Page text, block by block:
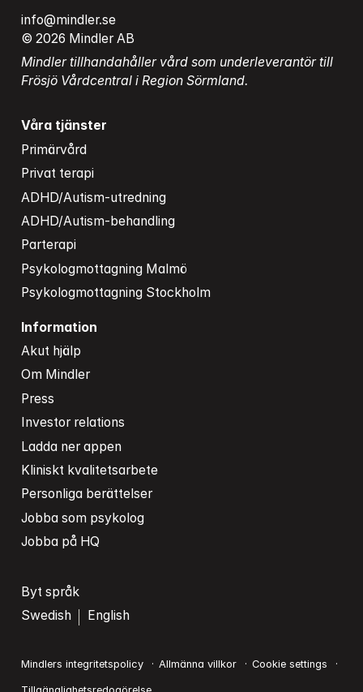
info@mindler.se
© 2026 Mindler AB
Mindler tillhandahåller vård som underleverantör till
Frösjö Vårdcentral i Region Sörmland.
Våra tjänster
Primärvård
Privat terapi
ADHD/Autism-utredning
ADHD/Autism-behandling
Parterapi
Psykologmottagning Malmö
Psykologmottagning Stockholm
Information
Akut hjälp
Om Mindler
Press
Investor relations
Ladda ner appen
Kliniskt kvalitetsarbete
Personliga berättelser
Jobba som psykolog
Jobba på HQ
Byt språk
Swedish
English
Mindlers integritetspolicy Allmänna villkor Cookie settings